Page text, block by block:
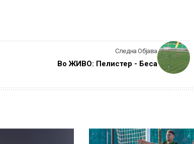
Следна Објава
Во ЖИВО: Пелистер - Беса